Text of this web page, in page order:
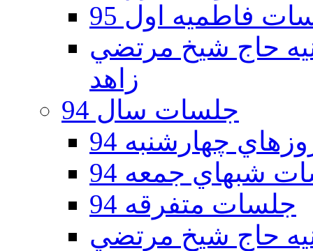
فاطمیه اول 95
دوم 95 - حسينيه حاج شيخ مرتضي
زاهد
جلسات سال 94
چهارشنبه 94
شبهاي جمعه 94
جلسات متفرقه 94
دوم 94 - حسينيه حاج شيخ مرتضي